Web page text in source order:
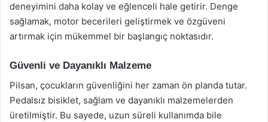
deneyimini daha kolay ve eğlenceli hale getirir. Denge
sağlamak, motor becerileri geliştirmek ve özgüveni
artırmak için mükemmel bir başlangıç noktasıdır.
Güvenli ve Dayanıklı Malzeme
Pilsan, çocukların güvenliğini her zaman ön planda tutar.
Pedalsız bisiklet, sağlam ve dayanıklı malzemelerden
üretilmiştir. Bu sayede, uzun süreli kullanımda bile